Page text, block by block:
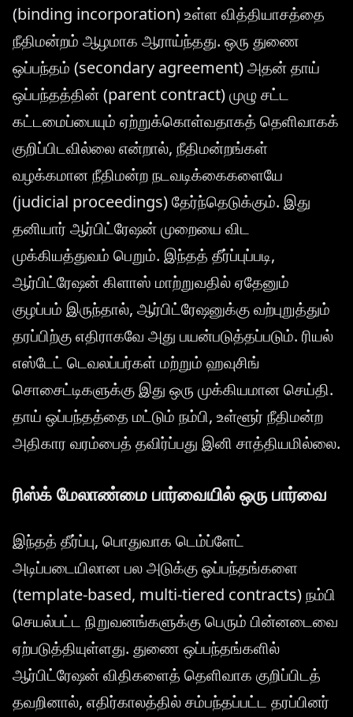
(binding incorporation) உள்ள வித்தியாசத்தை
நீதிமன்றம் ஆழமாக ஆராய்ந்தது. ஒரு துணை
ஒப்பந்தம் (secondary agreement) அதன் தாய்
ஒப்பந்தத்தின் (parent contract) முழு சட்ட
கட்டமைப்பையும் ஏற்றுக்கொள்வதாகத் தெளிவாகக்
குறிப்பிடவில்லை என்றால், நீதிமன்றங்கள்
வழக்கமான நீதிமன்ற நடவடிக்கைகளையே
(judicial proceedings) தேர்ந்தெடுக்கும். இது
தனியார் ஆர்பிட்ரேஷன் முறையை விட
முக்கியத்துவம் பெறும். இந்தத் தீர்ப்புப்படி,
ஆர்பிட்ரேஷன் கிளாஸ் மாற்றுவதில் ஏதேனும்
குழப்பம் இருந்தால், ஆர்பிட்ரேஷனுக்கு வற்புறுத்தும்
தரப்பிற்கு எதிராகவே அது பயன்படுத்தப்படும். ரியல்
எஸ்டேட் டெவலப்பர்கள் மற்றும் ஹவுசிங்
சொசைட்டிகளுக்கு இது ஒரு முக்கியமான செய்தி.
தாய் ஒப்பந்தத்தை மட்டும் நம்பி, உள்ளூர் நீதிமன்ற
அதிகார வரம்பைத் தவிர்ப்பது இனி சாத்தியமில்லை.
ரிஸ்க் மேலாண்மை பார்வையில் ஒரு பார்வை
இந்தத் தீர்ப்பு, பொதுவாக டெம்ப்ளேட்
அடிப்படையிலான பல அடுக்கு ஒப்பந்தங்களை
(template-based, multi-tiered contracts) நம்பி
செயல்பட்ட நிறுவனங்களுக்கு பெரும் பின்னடைவை
ஏற்படுத்தியுள்ளது. துணை ஒப்பந்தங்களில்
ஆர்பிட்ரேஷன் விதிகளைத் தெளிவாக குறிப்பிடத்
தவறினால், எதிர்காலத்தில் சம்பந்தப்பட்ட தரப்பினர்